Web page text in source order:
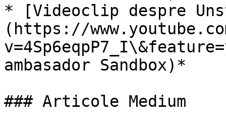
* [Videoclip despre
(https://
ambasador Sandbox)*
### Articole Medium